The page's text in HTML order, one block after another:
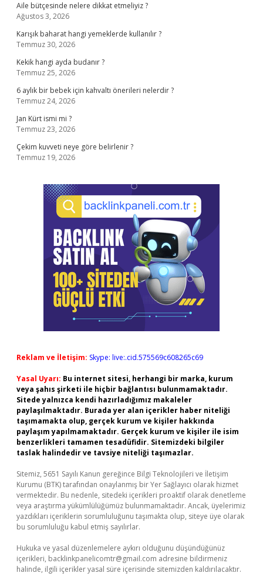
Aile bütçesinde nelere dikkat etmeliyiz ?
Ağustos 3, 2026
Karışık baharat hangi yemeklerde kullanılır ?
Temmuz 30, 2026
Kekik hangi ayda budanır ?
Temmuz 25, 2026
6 aylık bir bebek için kahvaltı önerileri nelerdir ?
Temmuz 24, 2026
Jan Kürt ismi mi ?
Temmuz 23, 2026
Çekim kuvveti neye göre belirlenir ?
Temmuz 19, 2026
Reklam ve İletişim: Skype: live:.cid.575569c608265c69
Yasal Uyarı: Bu internet sitesi, herhangi bir marka, kurum
veya şahıs şirketi ile hiçbir bağlantısı bulunmamaktadır.
Sitede yalnızca kendi hazırladığımız makaleler
paylaşılmaktadır. Burada yer alan içerikler haber niteliği
taşımamakta olup, gerçek kurum ve kişiler hakkında
paylaşım yapılmamaktadır. Gerçek kurum ve kişiler ile isim
benzerlikleri tamamen tesadüfidir. Sitemizdeki bilgiler
taslak halindedir ve tavsiye niteliği taşımazlar.
Sitemiz, 5651 Sayılı Kanun gereğince Bilgi Teknolojileri ve İletişim
Kurumu (BTK) tarafından onaylanmış bir Yer Sağlayıcı olarak hizmet
vermektedir. Bu nedenle, sitedeki içerikleri proaktif olarak denetleme
veya araştırma yükümlülüğümüz bulunmamaktadır. Ancak, üyelerimiz
yazdıkları içeriklerin sorumluluğunu taşımakta olup, siteye üye olarak
bu sorumluluğu kabul etmiş sayılırlar.
Hukuka ve yasal düzenlemelere aykırı olduğunu düşündüğünüz
içerikleri, backlinkpanelicomtr@gmail.com adresine bildirmeniz
halinde, ilgili içerikler yasal süre içerisinde sitemizden kaldırılacaktır.